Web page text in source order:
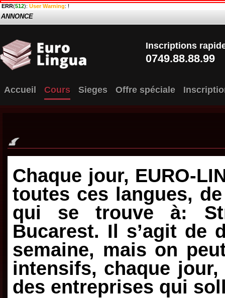
ERR(512): User Warning: !
ANNONCE
Inscriptions
0749.88.88.99
Accueil Cours Sieges Offre spéciale
Chaque jour, EURO-
toutes ces langues,
qui se trouve à:
Bucarest. Il s’agit de
semaine, mais on
intensifs, chaque
des entreprises qui